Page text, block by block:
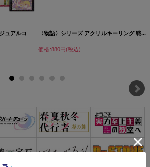
ュアルコ
〈物語〉シリーズ アクリルキーリング 戦...
価格:880円(税込)